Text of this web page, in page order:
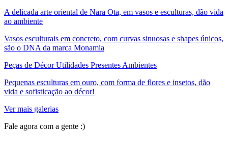
A delicada arte oriental de Nara Ota, em vasos e esculturas, dão vida
ao ambiente
Vasos esculturais em concreto, com curvas sinuosas e shapes únicos,
são o DNA da marca Monamia
Peças de Décor Utilidades Presentes Ambientes
Pequenas esculturas em ouro, com forma de flores e insetos, dão
vida e sofisticação ao décor!
Ver mais galerias
Fale agora com a gente :)